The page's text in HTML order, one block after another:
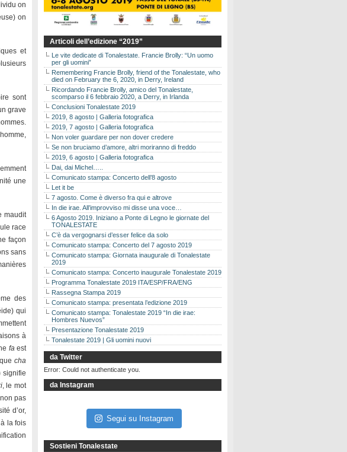
on
on
et
sont
grave
une
maudit
race
façon
sans
des
qui
à
faest
cha
signifie
, le mot
pas
d’or,
la fois
Articoli dell’edizione “2019”
Le vite dedicate di Tonalestate. Francie Brolly: “Un uomo
per gli uomini”
Remembering Francie Brolly, friend of the Tonalestate, who
died on February the 6, 2020, in Derry, Ireland
Ricordando Francie Brolly, amico del Tonalestate,
scomparso il 6 febbraio 2020, a Derry, in Irlanda
Conclusioni Tonalestate 2019
2019, 8 agosto | Galleria fotografica
2019, 7 agosto | Galleria fotografica
Non voler guardare per non dover credere
Se non bruciamo d’amore, altri moriranno di freddo
2019, 6 agosto | Galleria fotografica
Dai, dai Michel…..
Comunicato stampa: Concerto dell’8 agosto
Let it be
7 agosto. Come è diverso fra qui e altrove
In die irae. All’improvviso mi disse una voce…
6 Agosto 2019. Iniziano a Ponte di Legno le giornate del
TONALESTATE
C’è da vergognarsi d’esser felice da solo
Comunicato stampa: Concerto del 7 agosto 2019
Comunicato stampa: Giornata inaugurale di Tonalestate
2019
Comunicato stampa: Concerto inaugurale Tonalestate 2019
Programma Tonalestate 2019 ITA/ESP/FRA/ENG
Rassegna Stampa 2019
Comunicato stampa: presentata l’edizione 2019
Comunicato stampa: Tonalestate 2019 “In die irae:
Hombres Nuevos”
Presentazione Tonalestate 2019
Tonalestate 2019 | Gli uomini nuovi
da Twitter
Error: Could not authenticate you.
da Instagram
Segui su Instagram
Sostieni Tonalestate